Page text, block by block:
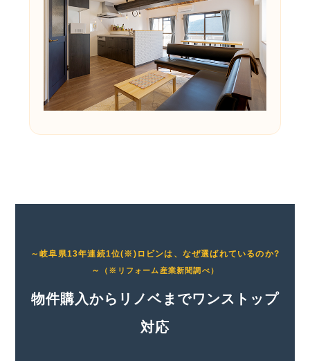
～岐阜県13年連続1位(※)ロビンは、なぜ選ばれているのか?
～
（※リフォーム産業新聞調べ）
物件購入からリノベまでワンストップ
対応